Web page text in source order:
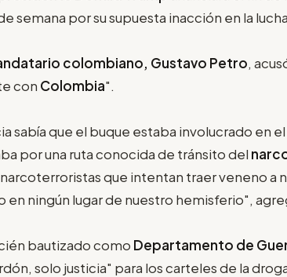
semana por su supuesta inacción en la
colombiano, Gustavo Petro,
con Colombia".
sabía que el buque estaba involucrado en
por una ruta conocida de tránsito del
que intentan traer veneno a
en ningún lugar de nuestro hemisferio",
bautizado como Departamento de
solo justicia" para los carteles de la